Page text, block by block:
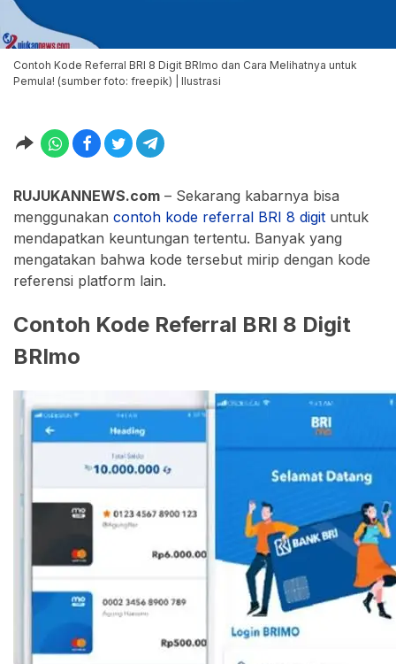
Contoh Kode Referral BRI 8 Digit BRImo dan Cara Melihatnya untuk
Pemula! (sumber foto: freepik) | Ilustrasi
RUJUKANNEWS.com – Sekarang kabarnya bisa
menggunakan contoh kode referral BRI 8 digit untuk
mendapatkan keuntungan tertentu. Banyak yang
mengatakan bahwa kode tersebut mirip dengan kode
referensi platform lain.
Contoh Kode Referral BRI 8 Digit
BRImo